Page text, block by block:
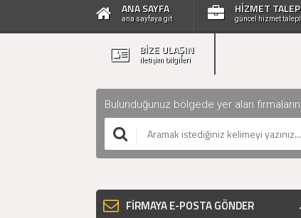
ANA SAYFA
ana sayfaya git
HİZMET
güncel hizmet
BİZE ULAŞIN
iletişim bilgileri
Bulunduğunuz bölgede yer alan
FİRMAYA E-POSTA GÖNDER